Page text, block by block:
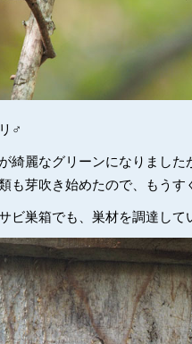
♂
綺麗なグリーンになりまし
も芽吹き始めたので、もうす
ビ巣箱でも、巣材を調達して